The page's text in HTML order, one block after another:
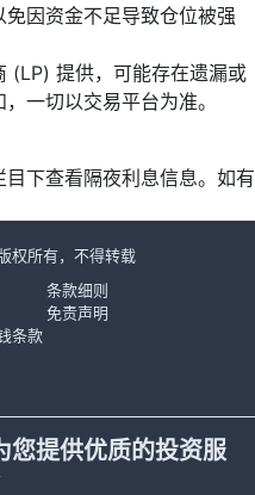
因资金不足导致仓位被强
(LP) 提供，可能存在遗漏或
一切以交易平台为准。
下查看隔夜利息信息。如有
所有，不得转载
条款细则
免责声明
条款
您提供优质的投资服